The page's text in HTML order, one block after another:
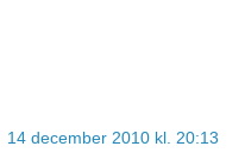
14 december 2010 kl. 20:13